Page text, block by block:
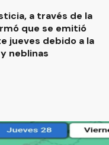
a través de la
que se emitió
jueves debido a la
neblinas